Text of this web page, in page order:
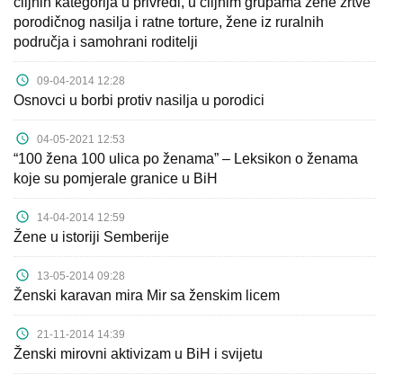
porodičnog nasilja i ratne torture, žene iz ruralnih
područja i samohrani roditelji
09-04-2014 12:28
Osnovci u borbi protiv nasilja u porodici
04-05-2021 12:53
“100 žena 100 ulica po ženama” – Leksikon o ženama
koje su pomjerale granice u BiH
14-04-2014 12:59
Žene u istoriji Semberije
13-05-2014 09:28
Ženski karavan mira Mir sa ženskim licem
21-11-2014 14:39
Ženski mirovni aktivizam u BiH i svijetu